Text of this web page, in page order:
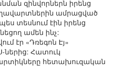
զինվորներն իրենց
ամրացված
տեսնում էին իրենց
ամեն ինչ:
էր «Դռեգոն Էյ»
Հատուկ
հետախուզական